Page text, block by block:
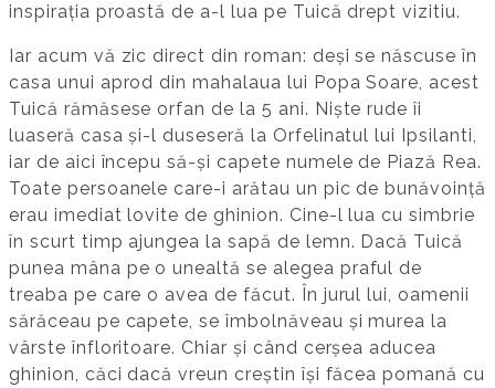
inspirația proastă de a-l lua pe Tuică drept vizitiu.
Iar acum vă zic direct din roman: deși se născuse în
casa unui aprod din mahalaua lui Popa Soare, acest
Tuică rămăsese orfan de la 5 ani. Niște rude îi
luaseră casa și-l duseseră la Orfelinatul lui Ipsilanti,
iar de aici începu să-și capete numele de Piază Rea.
Toate persoanele care-i arătau un pic de bunăvoință
erau imediat lovite de ghinion. Cine-l lua cu simbrie
în scurt timp ajungea la sapă de lemn. Dacă Tuică
punea mâna pe o unealtă se alegea praful de
treaba pe care o avea de făcut. În jurul lui, oamenii
sărăceau pe capete, se îmbolnăveau și murea la
vârste înfloritoare. Chiar și când cerșea aducea
ghinion, căci dacă vreun creștin își făcea pomană cu